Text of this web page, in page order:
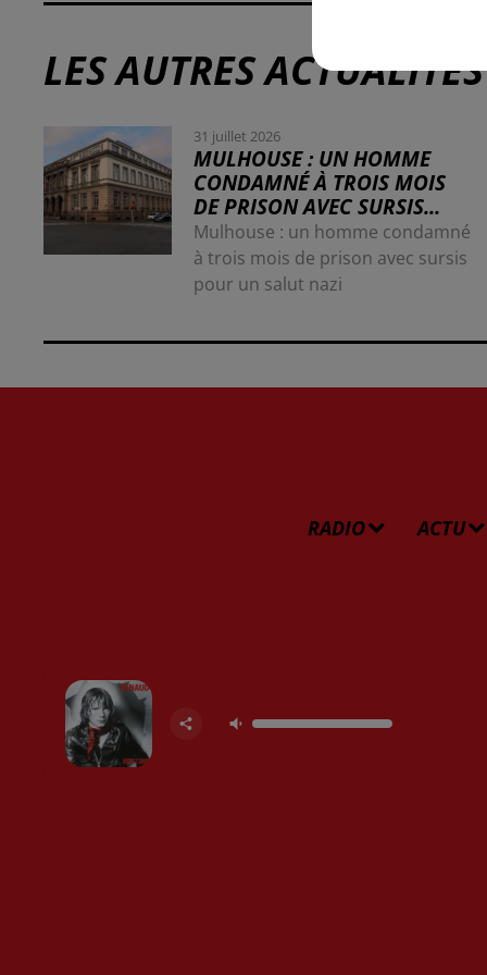
LES AUTRES ACTUALITÉS
31 juillet 2026
MULHOUSE : UN HOMME
CONDAMNÉ À TROIS MOIS
DE PRISON AVEC SURSIS...
Mulhouse : un homme condamné
à trois mois de prison avec sursis
pour un salut nazi
RADIO ACTU